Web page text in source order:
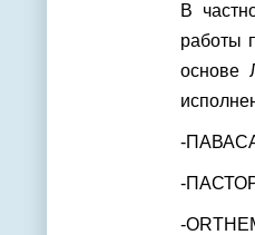
В
работы
основе
-
-
-